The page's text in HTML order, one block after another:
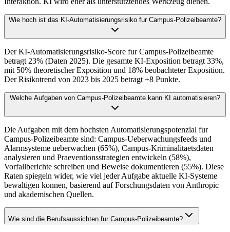
Wie hoch ist das KI-Automatisierungsrisiko fur Campus-Polizeibeamte?
Der KI-Automatisierungsrisiko-Score fur Campus-Polizeibeamte
betragt 23% (Daten 2025). Die gesamte KI-Exposition betragt 33%,
mit 50% theoretischer Exposition und 18% beobachteter Exposition.
Der Risikotrend von 2023 bis 2025 betragt +8 Punkte.
Welche Aufgaben von Campus-Polizeibeamte kann KI automatisieren?
Die Aufgaben mit dem hochsten Automatisierungspotenzial fur
Campus-Polizeibeamte sind: Campus-Ueberwachungsfeeds und
Alarmsysteme ueberwachen (65%), Campus-Kriminalitaetsdaten
analysieren und Praeventionsstrategien entwickeln (58%),
Vorfallberichte schreiben und Beweise dokumentieren (55%). Diese
Raten spiegeln wider, wie viel jeder Aufgabe aktuelle KI-Systeme
bewaltigen konnen, basierend auf Forschungsdaten von Anthropic
und akademischen Quellen.
Wie sind die Berufsaussichten fur Campus-Polizeibeamte?